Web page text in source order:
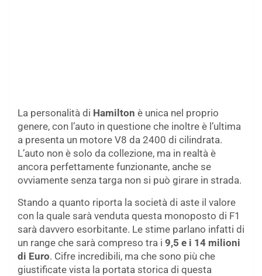
La personalità di Hamilton è unica nel proprio
genere, con l’auto in questione che inoltre è l’ultima
a presenta un motore V8 da 2400 di cilindrata.
L’auto non è solo da collezione, ma in realtà è
ancora perfettamente funzionante, anche se
ovviamente senza targa non si può girare in strada.
Stando a quanto riporta la società di aste il valore
con la quale sarà venduta questa monoposto di F1
sarà davvero esorbitante. Le stime parlano infatti di
un range che sarà compreso tra i 9,5 e i 14 milioni
di Euro. Cifre incredibili, ma che sono più che
giustificate vista la portata storica di questa